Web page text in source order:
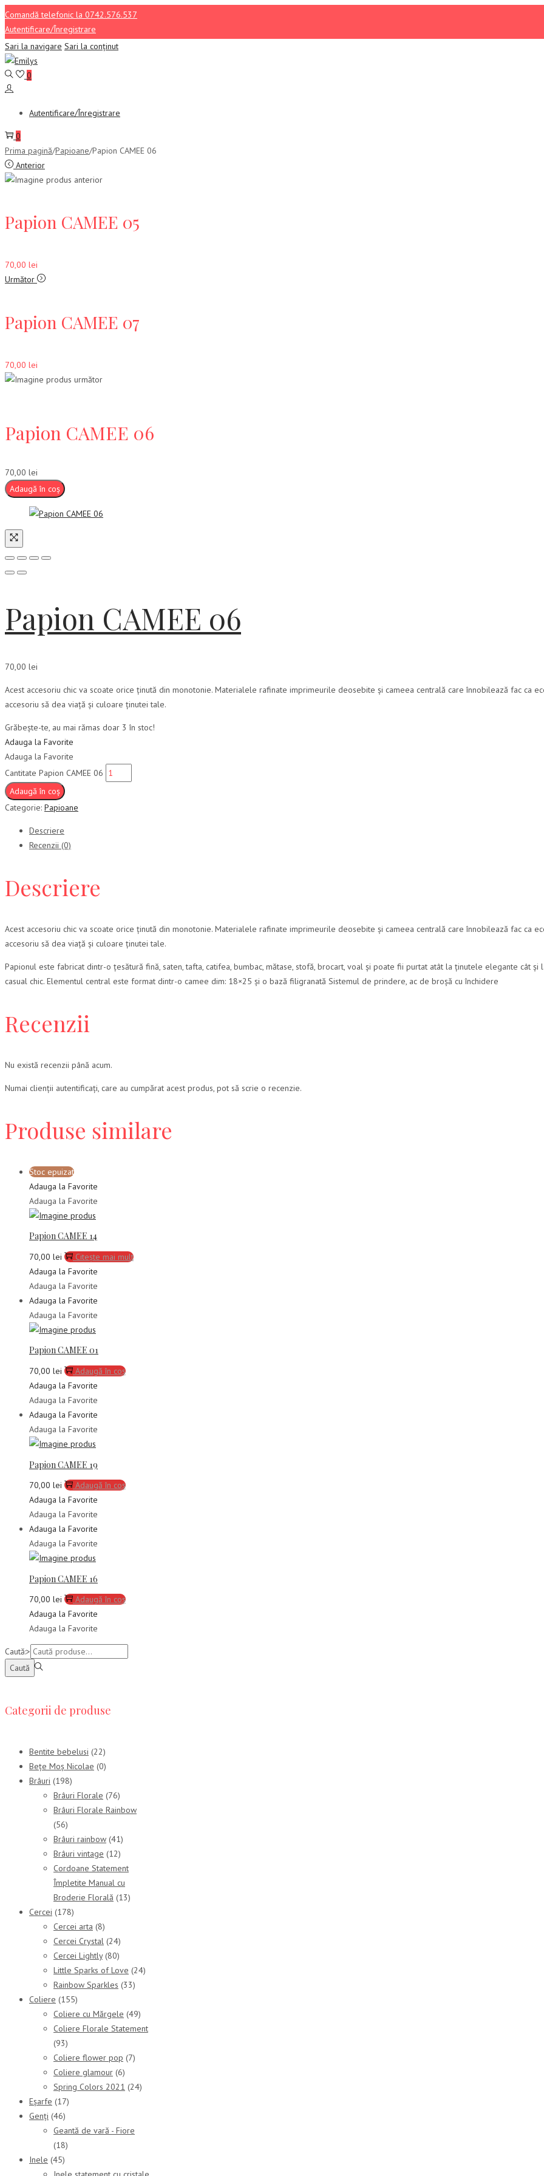
Comandă telefonic la 0742.576.537
Autentificare/Înregistrare
Sari la navigare Sari la conținut
0
Autentificare/Înregistrare
0
Prima pagină/Papioane/Papion CAMEE 06
Anterior
Papion CAMEE 05
70,00 lei
Următor
Papion CAMEE 07
70,00 lei
Papion CAMEE 06
70,00 lei
Adaugă în coș
Papion CAMEE 06
70,00 lei
Acest accesoriu chic va scoate orice ținută din monotonie. Materialele rafinate imprimeurile deosebite și cameea centrală care înnobilează fac ca
accesoriu să dea viață și culoare ținutei tale.
Grăbește-te, au mai rămas doar 3 în stoc!
Adauga la Favorite
Adauga la Favorite
Cantitate Papion CAMEE 06
Adaugă în coș
Categorie: Papioane
Descriere
Recenzii (0)
Descriere
Acest accesoriu chic va scoate orice ținută din monotonie. Materialele rafinate imprimeurile deosebite și cameea centrală care înnobilează fac ca
accesoriu să dea viață și culoare ținutei tale.
Papionul este fabricat dintr-o țesătură fină, saten, tafta, catifea, bumbac, mătase, stofă, brocart, voal și poate fii purtat atât la ținutele elegante cât și
casual chic. Elementul central este format dintr-o camee dim: 18×25 și o bază filigranată Sistemul de prindere, ac de broșă cu închidere
Recenzii
Nu există recenzii până acum.
Numai clienții autentificați, care au cumpărat acest produs, pot să scrie o recenzie.
Produse similare
Stoc epuizat
Adauga la Favorite
Adauga la Favorite
Papion CAMEE 14
70,00 lei
Citește mai mult
Adauga la Favorite
Adauga la Favorite
Adauga la Favorite
Adauga la Favorite
Papion CAMEE 01
70,00 lei
Adaugă în coș
Adauga la Favorite
Adauga la Favorite
Adauga la Favorite
Adauga la Favorite
Papion CAMEE 19
70,00 lei
Adaugă în coș
Adauga la Favorite
Adauga la Favorite
Adauga la Favorite
Adauga la Favorite
Papion CAMEE 16
70,00 lei
Adaugă în coș
Adauga la Favorite
Adauga la Favorite
Caută:>
Caută
Categorii de produse
Bentite bebelusi (22)
Bețe Moș Nicolae (0)
Brâuri (198)
Brâuri Florale (76)
Brâuri Florale Rainbow
(56)
Brâuri rainbow (41)
Brâuri vintage (12)
Cordoane Statement
Împletite Manual cu
Broderie Florală (13)
Cercei (178)
Cercei arta (8)
Cercei Crystal (24)
Cercei Lightly (80)
Little Sparks of Love (24)
Rainbow Sparkles (33)
Coliere (155)
Coliere cu Mărgele (49)
Coliere Florale Statement
(93)
Coliere flower pop (7)
Coliere glamour (6)
Spring Colors 2021 (24)
Eșarfe (17)
Genți (46)
Geantă de vară - Fiore
(18)
Inele (45)